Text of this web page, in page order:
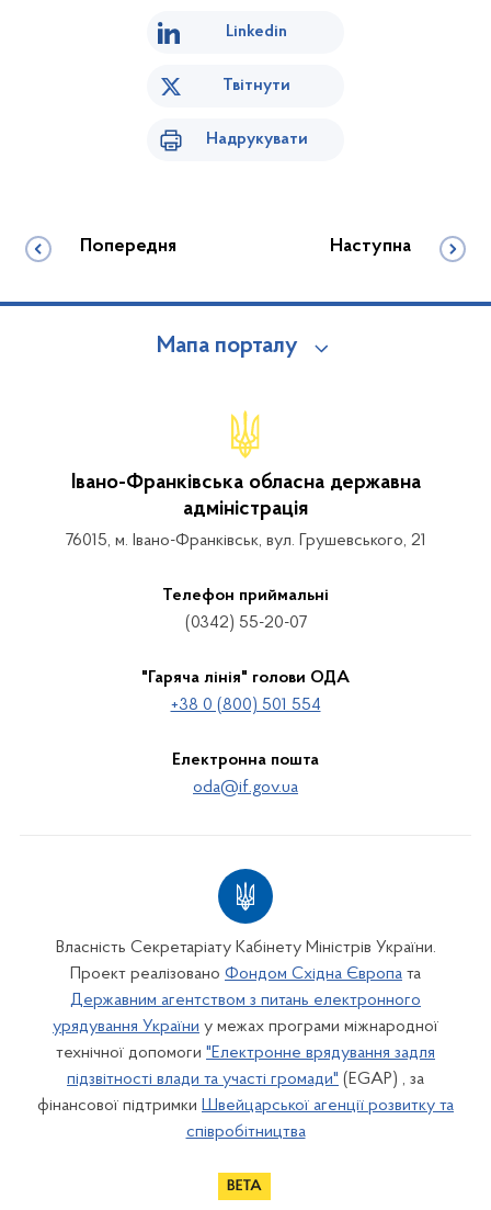
Linkedin
Твітнути
Надрукувати
Попередня Наступна
Мапа порталу
Івано-Франківська обласна державна
адміністрація
76015, м. Івано-Франківськ, вул. Грушевського, 21
Телефон приймальні
(0342) 55-20-07
"Гаряча лінія" голови ОДА
+38 0 (800) 501 554
Електронна пошта
oda@if.gov.ua
Власність Секретаріату Кабінету Міністрів України.
Проект реалізовано Фондом Східна Європа та
Державним агентством з питань електронного
урядування України у межах програми міжнародної
технічної допомоги "Електронне врядування задля
підзвітності влади та участі громади" (EGAP) , за
фінансової підтримки Швейцарської агенції розвитку та
співробітництва